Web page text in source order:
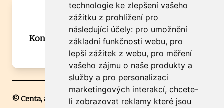
technologie ke zlepšení vašeho
zážitku z prohlížení pro
následující účely: pro umožnění
základní funkčnosti webu, pro
lepší zážitek z webu, pro měření
vašeho zájmu o naše produkty a
služby a pro personalizaci
marketingových interakcí, chcete-
li zobrazovat reklamy které jsou
Máte zajímavou informaci? Chcete
spolupracovat?
Kontaktujte šéfredaktora Martina Chalupu:
chalupa@ctidoma.cz
© Centa, a.s.